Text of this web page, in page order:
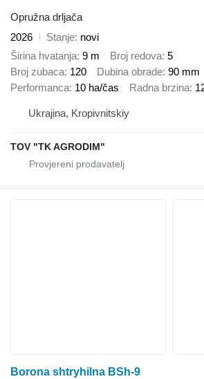
Opružna drljača
2026
Stanje novi
Širina hvatanja 9 m Broj redova 5
Broj zubaca 120 Dubina obrade 90 mm
Performanca 10 ha/čas Radna brzina
Ukrajina, Kropivnitskiy
TOV "TK AGRODIM"
Borona shtryhilna BSh-9